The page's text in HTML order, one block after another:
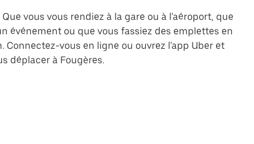
vous vous rendiez à la gare ou à l'aéroport, que
événement ou que vous fassiez des emplettes en
Connectez-vous en ligne ou ouvrez l'app Uber et
déplacer à Fougères.